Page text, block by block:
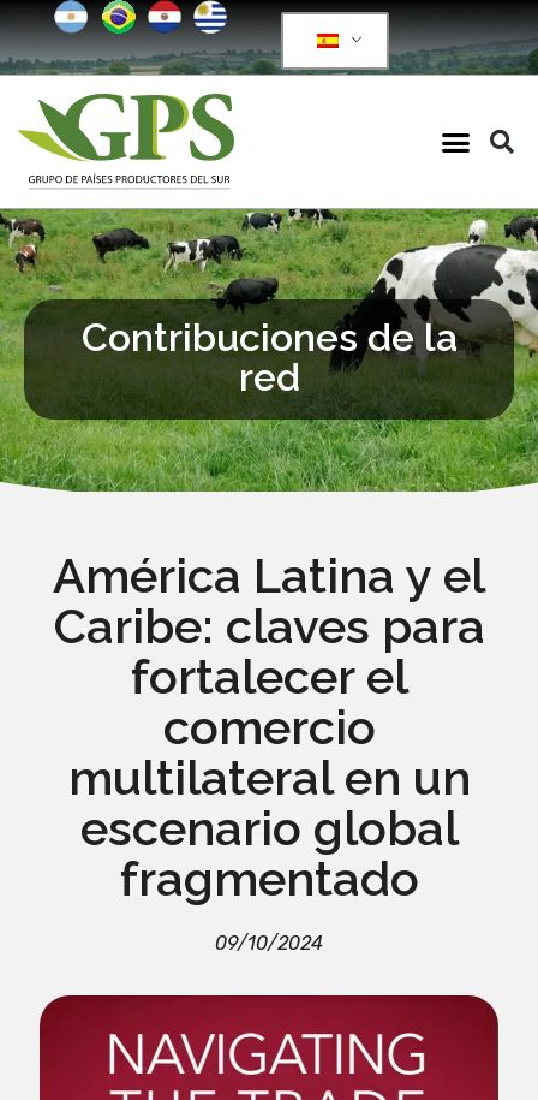
Contribuciones de la
red
América Latina y el
Caribe: claves para
fortalecer el
comercio
multilateral en un
escenario global
fragmentado
09/10/2024